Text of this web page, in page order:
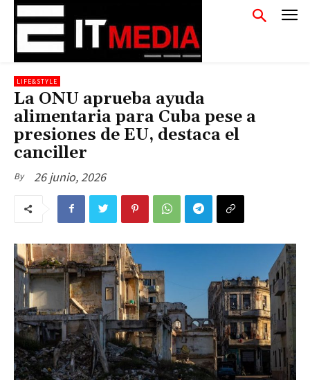
LIFE&STYLE
La ONU aprueba ayuda
alimentaria para Cuba pese a
presiones de EU, destaca el
canciller
By 26 junio, 2026